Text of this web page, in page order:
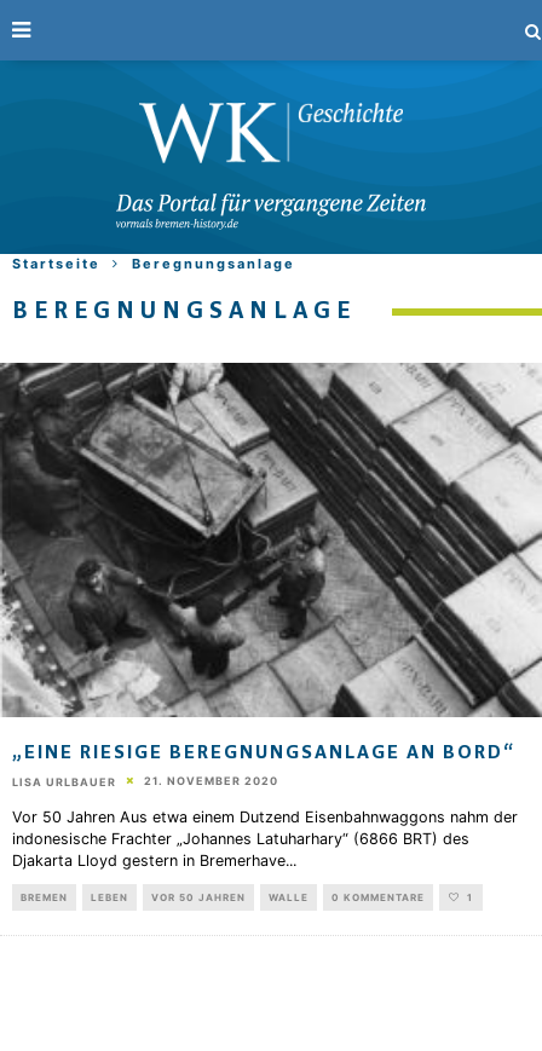
Startseite Beregnungsanlage
BEREGNUNGSANLAGE
„EINE RIESIGE BEREGNUNGSANLAGE AN BORD“
LISA URLBAUER 21. NOVEMBER 2020
Vor 50 Jahren Aus etwa einem Dutzend Eisenbahnwaggons nahm der
indonesische Frachter „Johannes Latuharhary“ (6866 BRT) des
Djakarta Lloyd gestern in Bremerhave...
BREMEN LEBEN VOR 50 JAHREN WALLE 0 KOMMENTARE 1